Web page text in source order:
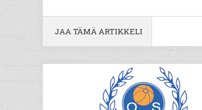
JAA TÄMÄ ARTIKKELI